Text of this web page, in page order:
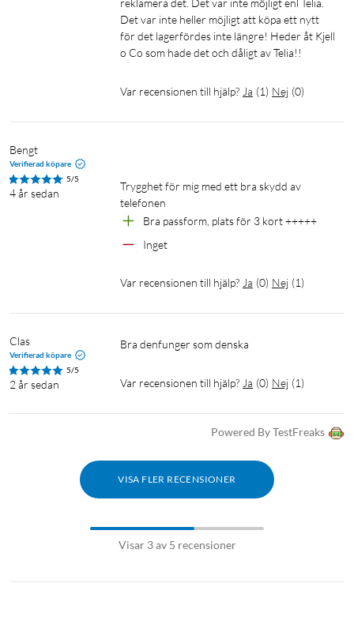
reklamera det. Det var inte möjligt enl Telia.
Det var inte heller möjligt att köpa ett nytt
för det lagerfördes inte längre! Heder åt Kjell
o Co som hade det och dåligt av Telia!!
Var recensionen till hjälp? Ja (1) Nej (0)
Bengt
Verifierad köpare
5/5
4 år sedan
Trygghet för mig med ett bra skydd av
telefonen
Bra passform, plats för 3 kort +++++
Inget
Var recensionen till hjälp? Ja (0) Nej (1)
Clas
Verifierad köpare
5/5
2 år sedan
bra denfunger som denska
Var recensionen till hjälp? Ja (0) Nej (1)
Powered By TestFreaks
VISA FLER RECENSIONER
Visar 3 av 5 recensioner